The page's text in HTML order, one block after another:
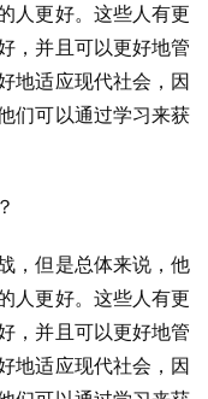
人更好。这些人有更
，并且可以更好地管
地适应现代社会，因
们可以通过学习来获
，但是总体来说，他
人更好。这些人有更
，并且可以更好地管
地适应现代社会，因